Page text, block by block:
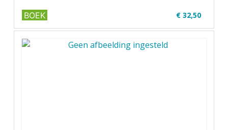
€ 32,50
✔ Met online oefenexamens
✔ Volledig up-to-date
BOEK